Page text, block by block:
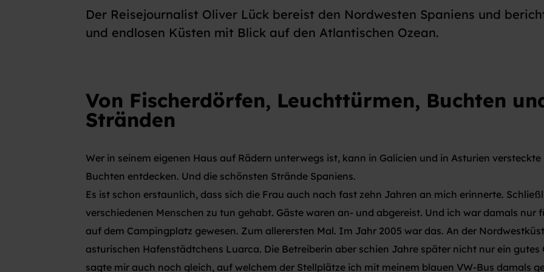
Der Reisejournalist Oliver Lück bereist den Nordwesten Spaniens und
und endlosen Küsten mit Blick auf den Atlantischen Ozean.
Von Fischerdörfen, Leuchttürmen, Buchten
Stränden
Wer in seinem eigenen Haus auf Rädern unterwegs ist, kann in Galicien und in Asturien
Buchten entdecken. Und die schönsten Strände Spaniens.
Es ist schon erstaunlich, dass sich die Frau auch nach fast zehn Jahren an mich erinnerte.
verschiedenen Menschen zu tun gehabt. Gäste waren an- und abgereist. Und ich war damals
auf dem Campingplatz gewesen. Zum allerersten Mal. Im Jahr 2005 war das. An der
asturischen Hafenstädtchens Luarca. Die Betreiberin aber schien Jahre später nicht nur ein gutes
sagte mir auch noch gleich, auf welchem der Stellplätze ich mit meinem blauen VW-Bus damals